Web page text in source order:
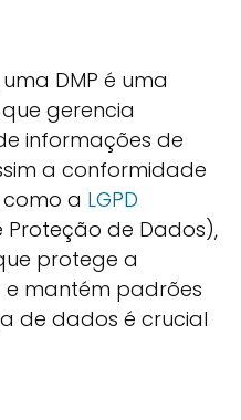
DMP é uma
gerencia
informações de
a conformidade
a LGPD
Proteção de Dados),
protege a
mantém padrões
de dados é crucial